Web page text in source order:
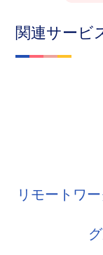
関連サービ
リモートワ